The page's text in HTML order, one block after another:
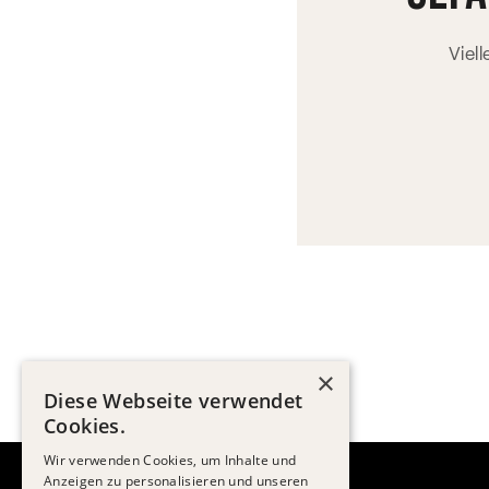
×
Diese Webseite verwendet
Cookies.
Wir verwenden Cookies, um Inhalte und
Anzeigen zu personalisieren und unseren